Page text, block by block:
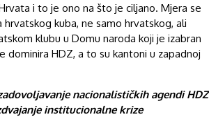
i to je ono na što je ciljano. Mjera se
kuba, ne samo hrvatskog, ali
klubu u Domu naroda koji je izabran
dominira HDZ, a to su kantoni u zapadnoj
nacionalističkih agendi HDZ
institucionalne krize